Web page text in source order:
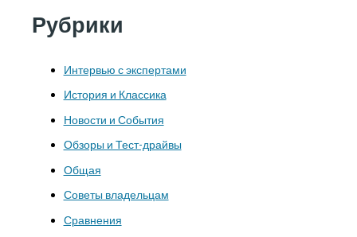
Рубрики
Интервью с экспертами
История и Классика
Новости и События
Обзоры и Тест-драйвы
Общая
Советы владельцам
Сравнения